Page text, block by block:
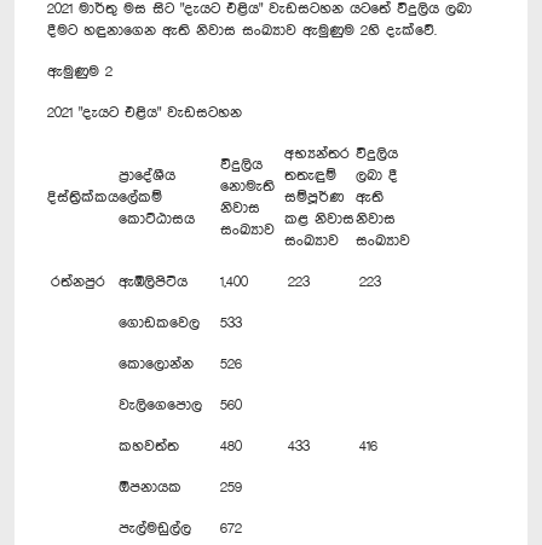
2021 මාර්තු මස සිට "දැයට එළිය" වැඩසට‍හන යටතේ විදුලිය ලබා
දීමට හඳුනාගෙන ඇති නිවාස සංඛ්‍යාව ඇමුණුම 2හි දැක්වේ.
ඇමුණුම 2
2021 "දැයට එළිය" වැඩසටහන
දිස්ත්‍රික්කය
ප්‍රාදේශීය
ලේකම්
කොට්ඨාසය
විදුලිය
නොමැති
නිවාස
සංඛ්‍යාව
අභ්‍යන්තර
තතැඳුම්
සම්පූර්ණ
කළ නිවාස
සංඛ්‍යාව
විදුලිය
ලබා දී
ඇති
නිවාස
සංඛ්‍යාව
රත්නපුර ඇඹිලිපිටිය 1,400 223 223
ගොඩකවෙල 533
කොලොන්න 526
වැලිගෙපොල 560
කහවත්ත 480 433 416
ඕපනායක 259
පැල්මඩුල්ල 672